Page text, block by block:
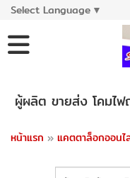
Select Language ▼
ผู้ผลิต ขายส่ง โคมไ
หน้าแรก » แคตตาล็อกออนไ